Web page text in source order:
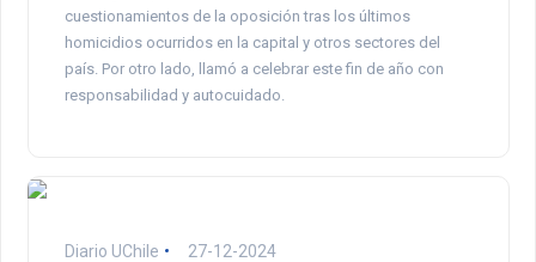
cuestionamientos de la oposición tras los últimos
homicidios ocurridos en la capital y otros sectores del
país. Por otro lado, llamó a celebrar este fin de año con
responsabilidad y autocuidado.
Diario UChile 27-12-2024